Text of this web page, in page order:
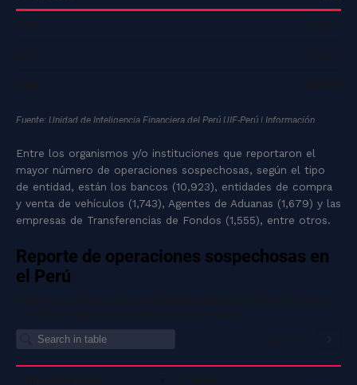
Entre los organismos y/o instituciones que reportaron el
mayor número de operaciones sospechosas, según el tipo
de entidad, están los bancos (10,923), entidades de compra
y venta de vehículos (1,743), Agentes de Aduanas (1,679) y las
empresas de Transferencias de Fondos (1,555), entre otros.